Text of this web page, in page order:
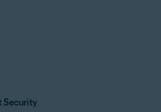
Security.